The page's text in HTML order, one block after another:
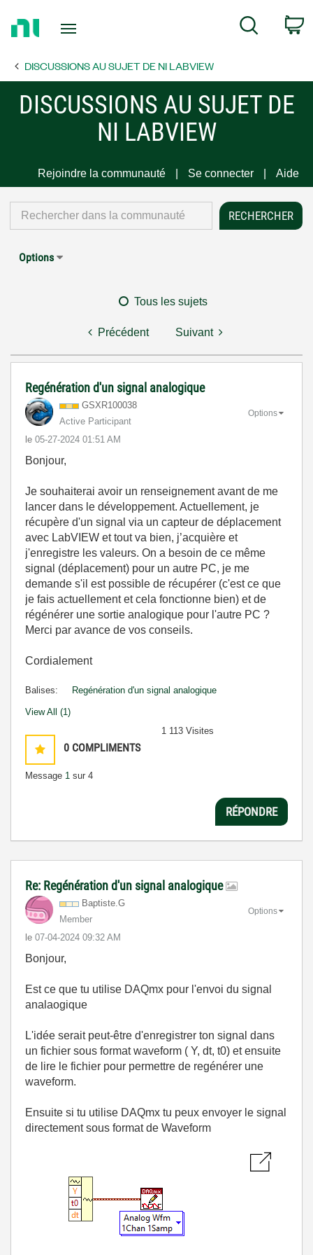
Page
Search
DISCUSSIONS AU SUJET DE NI LABVIEW
DISCUSSIONS AU SUJET DE
NI LABVIEW
Rejoindre la communauté Se connecter Aide
Options
Tous les sujets
Précédent Suivant
Regénération d'un signal analogique
GSXR100038
Active Participant
le ‎05-27-2024 01:51 AM
Options
Bonjour,
Je souhaiterai avoir un renseignement avant de me
lancer dans le développement. Actuellement, je
récupère d'un signal via un capteur de déplacement
avec LabVIEW et tout va bien, j’acquière et
j'enregistre les valeurs. On a besoin de ce même
signal (déplacement) pour un autre PC, je me
demande s'il est possible de récupérer (c'est ce que
je fais actuellement et cela fonctionne bien) et de
régénérer une sortie analogique pour l'autre PC ?
Merci par avance de vos conseils.
Cordialement
Balises: Regénération d'un signal analogique
View All (1)
0 COMPLIMENTS
Message 1 sur 4
1 113 Visites
RÉPONDRE
Re: Regénération d'un signal analogique
Baptiste.G
Member
le ‎07-04-2024 09:32 AM
Options
Bonjour,
Est ce que tu utilise DAQmx pour l'envoi du signal
analaogique
L'idée serait peut-être d'enregistrer ton signal dans
un fichier sous format waveform ( Y, dt, t0) et ensuite
de lire le fichier pour permettre de regénérer une
waveform.
Ensuite si tu utilise DAQmx tu peux envoyer le signal
directement sous format de Waveform